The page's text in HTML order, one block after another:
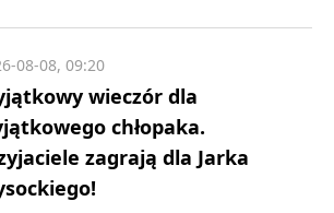
wieczór dla
chłopaka.
zagrają dla Jarka
08-08, 09:20